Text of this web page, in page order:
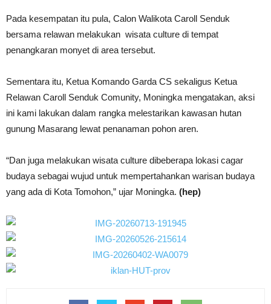
Pada kesempatan itu pula, Calon Walikota Caroll Senduk
bersama relawan melakukan wisata culture di tempat
penangkaran monyet di area tersebut.
Sementara itu, Ketua Komando Garda CS sekaligus Ketua
Relawan Caroll Senduk Comunity, Moningka mengatakan, aksi
ini kami lakukan dalam rangka melestarikan kawasan hutan
gunung Masarang lewat penanaman pohon aren.
“Dan juga melakukan wisata culture dibeberapa lokasi cagar
budaya sebagai wujud untuk mempertahankan warisan budaya
yang ada di Kota Tomohon,” ujar Moningka. (hep)